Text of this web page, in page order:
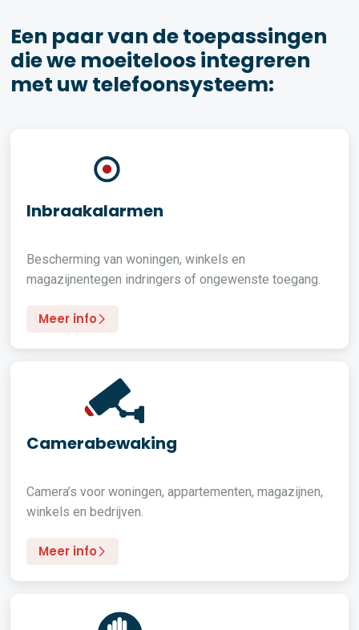
Een paar van de toepassingen
die we moeiteloos integreren
met uw telefoonsysteem:
Inbraakalarmen
Bescherming van woningen, winkels en
magazijnentegen indringers of ongewenste toegang.
Meer info
Camerabewaking
Camera’s voor woningen, appartementen, magazijnen,
winkels en bedrijven.
Meer info